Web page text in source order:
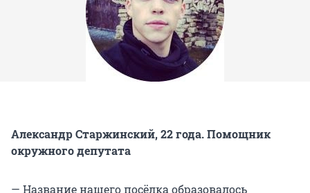
Александр Старжинский, 22 года. Помощник
окружного депутата
— Название нашего посёлка образовалось